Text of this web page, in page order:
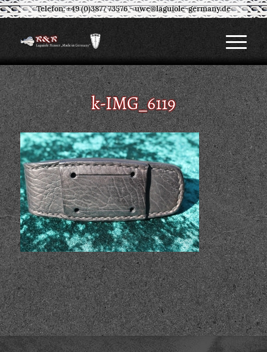
Telefon: +49 (0)3877 73576-uwe@laguiole-germany.de
k-IMG_6119